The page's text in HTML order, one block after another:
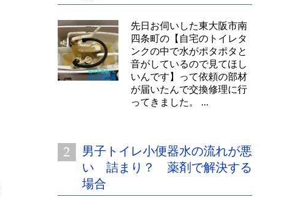
先日お伺いした東大阪市南
四条町の【自宅のトイレタ
ンクの中で水がポタポタと
音がしているので見てほし
いんです】って依頼の部材
が届いたんで交換修理に行
ってきました。 ...
男子トイレ小便器水の流れが悪
い 詰まり？ 薬剤で解決する
場合